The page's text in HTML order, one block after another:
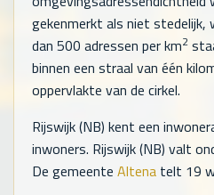
gekenmerkt als niet
dan 500 adressen per km2
binnen een straal van één
oppervlakte van de cirkel.
Rijswijk (NB) kent een
inwoners. Rijswijk (NB) valt
De gemeente Altena telt 19